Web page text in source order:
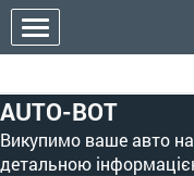
AUTO-BOT
Викупимо ваше авто
детальною